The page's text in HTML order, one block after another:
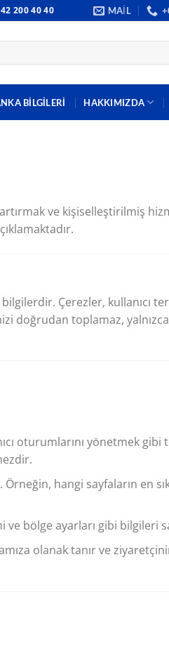
200 40 40 MAIL
BİLGİLERİ HAKKIMIZDA
ve kişiselleştirilmiş
Çerezler, kullanıcı
toplamaz, yalnızca
oturumlarını yönetmek
Örneğin, hangi sayfaların
ve bölge ayarları gibi bilgileri
olanak tanır ve